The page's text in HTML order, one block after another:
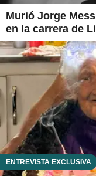
Murió Jorge
en la carrera de
ENTREVISTA EXCLUSIVA